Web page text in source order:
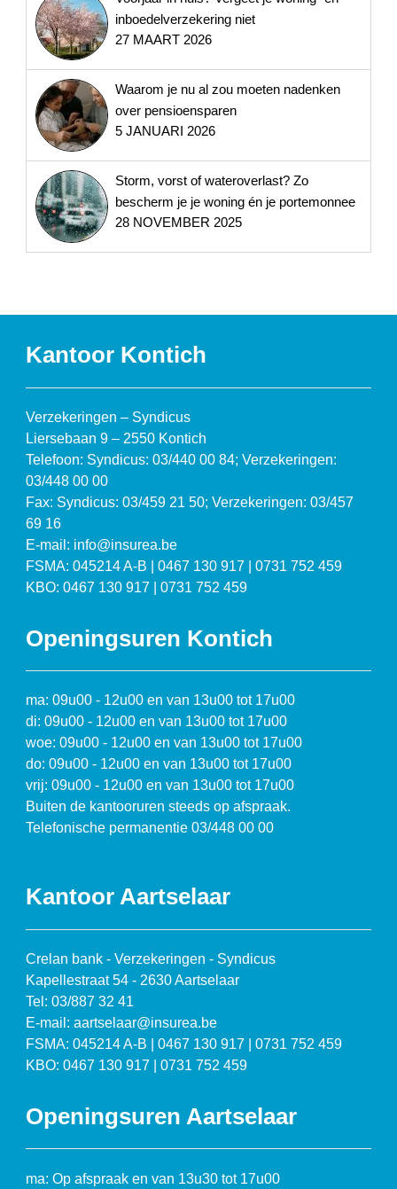
inboedelverzekering niet
27 MAART 2026
Waarom je nu al zou moeten nadenken
over pensioensparen
5 JANUARI 2026
Storm, vorst of wateroverlast? Zo
bescherm je je woning én je portemonnee
28 NOVEMBER 2025
Kantoor Kontich
Verzekeringen – Syndicus
Liersebaan 9 – 2550 Kontich
Telefoon: Syndicus: 03/440 00 84; Verzekeringen:
03/448 00 00
Fax: Syndicus: 03/459 21 50; Verzekeringen: 03/457
69 16
E-mail: info@insurea.be
FSMA: 045214 A-B | 0467 130 917 | 0731 752 459
KBO: 0467 130 917 | 0731 752 459
Openingsuren Kontich
ma: 09u00 - 12u00 en van 13u00 tot 17u00
di: 09u00 - 12u00 en van 13u00 tot 17u00
woe: 09u00 - 12u00 en van 13u00 tot 17u00
do: 09u00 - 12u00 en van 13u00 tot 17u00
vrij: 09u00 - 12u00 en van 13u00 tot 17u00
Buiten de kantooruren steeds op afspraak.
Telefonische permanentie 03/448 00 00
Kantoor Aartselaar
Crelan bank - Verzekeringen - Syndicus
Kapellestraat 54 - 2630 Aartselaar
Tel: 03/887 32 41
E-mail: aartselaar@insurea.be
FSMA: 045214 A-B | 0467 130 917 | 0731 752 459
KBO: 0467 130 917 | 0731 752 459
Openingsuren Aartselaar
ma: Op afspraak en van 13u30 tot 17u00